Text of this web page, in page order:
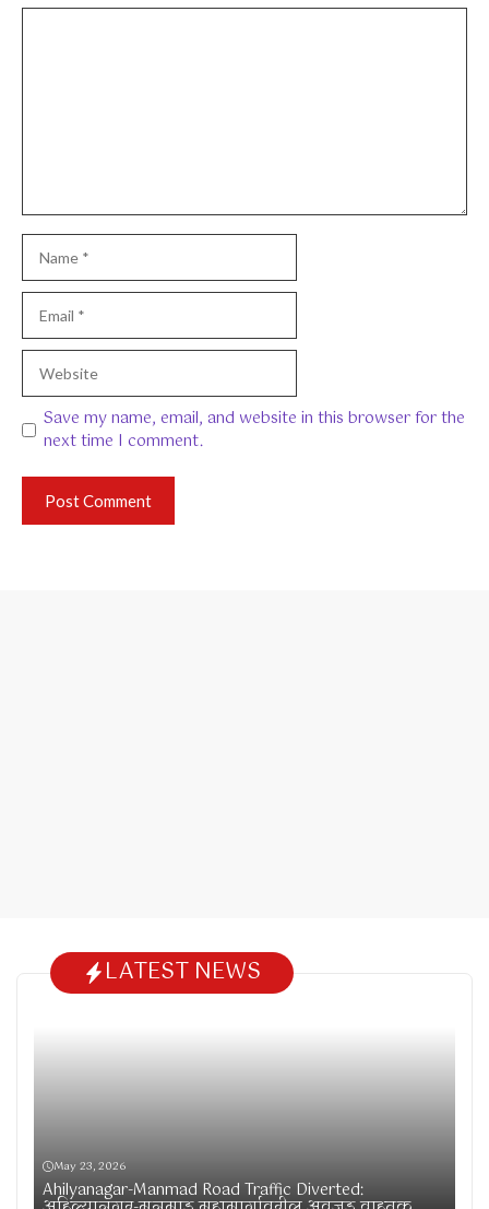
Comment
Name
Email
Website
Save my name, email, and website in this browser for the
next time I comment.
LATEST NEWS
May 23, 2026
Ahilyanagar-Manmad Road Traffic Diverted: